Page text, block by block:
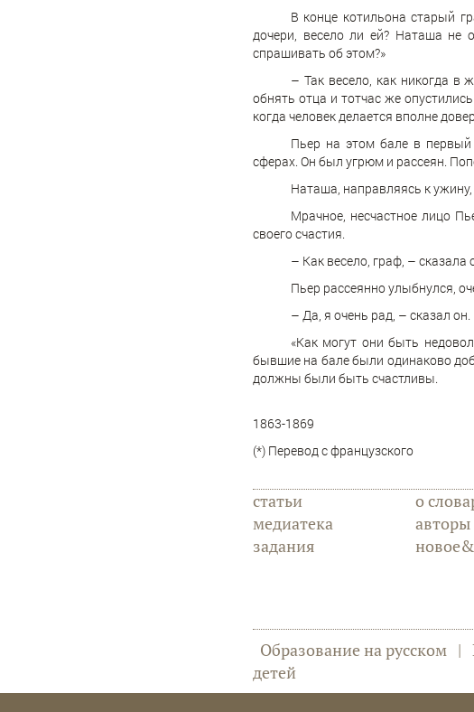
В конце котильона старый
дочери, весело ли ей? Наташа не
спрашивать об этом?»
– Так весело, как никогда в
обнять отца и тотчас же
когда человек делается вполне
Пьер на этом бале в
сферах. Он был угрюм и рассеян.
Наташа, направляясь к
Мрачное, несчастное лицо
своего счастия.
– Как весело, граф, – сказала
Пьер рассеянно улыбнулся,
– Да, я очень рад, – сказал он.
«Как могут они быть
бывшие на бале были одинаково
должны были быть счастливы.
1863-1869
(*) Перевод с французского
статьи
медиатека
задания
о
авторы
Образование на русском |
детей